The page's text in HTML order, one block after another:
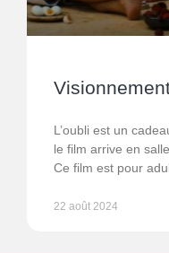
L’oubli est un
le film arrive en
Ce film est pour
22 août 2024